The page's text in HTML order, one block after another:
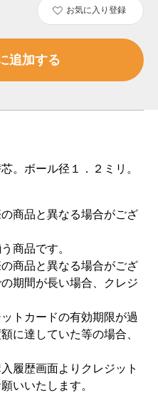
お気に入り登録
。ボール径１．２ミリ。
商品と異なる場合がござ
商品です。
商品と異なる場合がござ
期間が長い場合、クレジ
トカードの有効期限が過
に達していた等の場合、
履歴画面よりクレジット
いいたします。